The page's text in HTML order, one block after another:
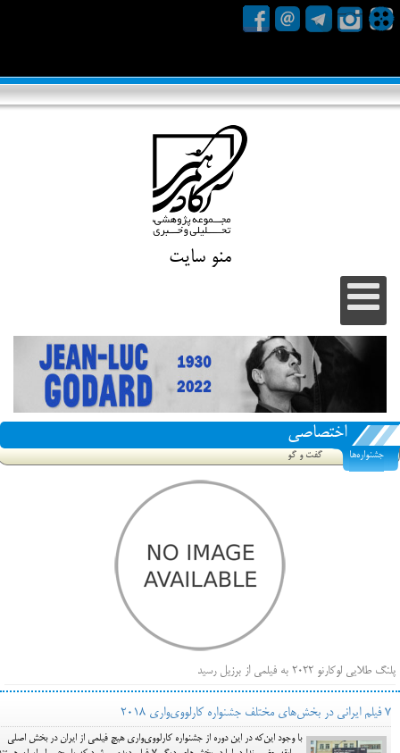
منو سایت
اختصاصی
جشنواره‌ها گفت و گو
پلنگ طلایی لوکارنو ۲۰۲۲ به فیلمی از برزیل رسید
فهرست فیلم‌های بخش مسابقه جشنواره فیلم ونیز ۲۰۲۲ مشخص شد، سهم پررنگ ایرانی‌ها
بیرون راندن فیلم‌های منتسب به حامیان کرملین از جشنواره کن، راه برای مستقل‌ها باز است
7 فیلم ایرانی در بخش‌های مختلف جشنواره کارلووی‌واری 2018
با وجود این‌که در این دوره از جشنواره کارلووی‌واری هیچ فیلمی از ایران در بخش اصلی